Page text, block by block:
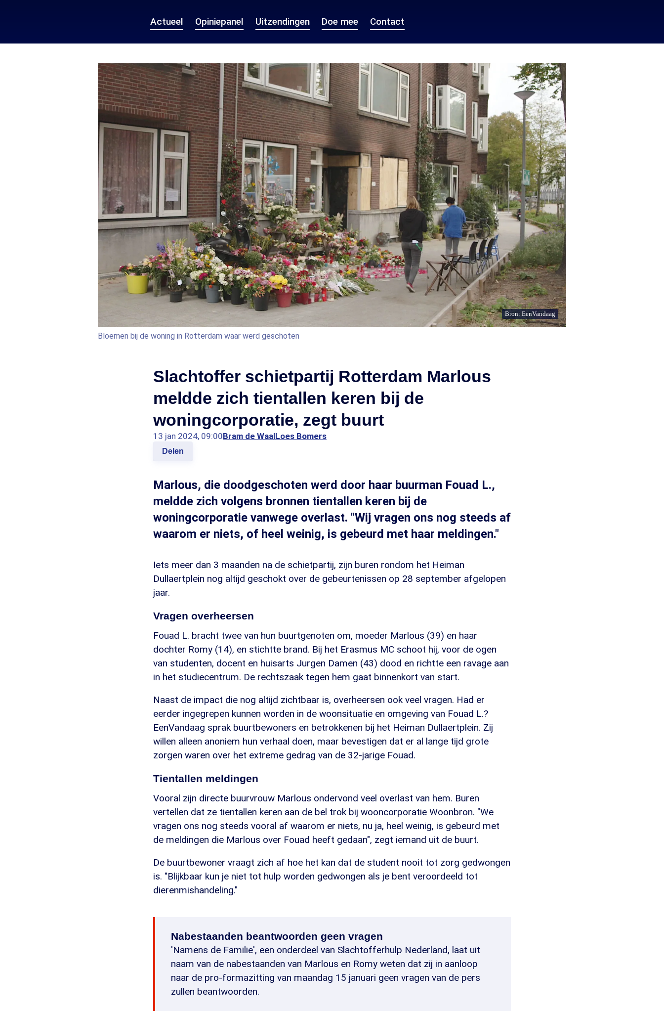
Actueel Opiniepanel Uitzendingen Doe mee Contact
Bron: EenVandaag
Bloemen bij de woning in Rotterdam waar werd geschoten
Slachtoffer schietpartij Rotterdam Marlous
meldde zich tientallen keren bij de
woningcorporatie, zegt buurt
13 jan 2024, 09:00Bram de WaalLoes Bomers
Delen
Marlous, die doodgeschoten werd door haar buurman Fouad L.,
meldde zich volgens bronnen tientallen keren bij de
woningcorporatie vanwege overlast. "Wij vragen ons nog steeds af
waarom er niets, of heel weinig, is gebeurd met haar meldingen."
Iets meer dan 3 maanden na de schietpartij, zijn buren rondom het Heiman
Dullaertplein nog altijd geschokt over de gebeurtenissen op 28 september afgelopen
jaar.
Vragen overheersen
Fouad L. bracht twee van hun buurtgenoten om, moeder Marlous (39) en haar
dochter Romy (14), en stichtte brand. Bij het Erasmus MC schoot hij, voor de ogen
van studenten, docent en huisarts Jurgen Damen (43) dood en richtte een ravage aan
in het studiecentrum. De rechtszaak tegen hem gaat binnenkort van start.
Naast de impact die nog altijd zichtbaar is, overheersen ook veel vragen. Had er
eerder ingegrepen kunnen worden in de woonsituatie en omgeving van Fouad L.?
EenVandaag sprak buurtbewoners en betrokkenen bij het Heiman Dullaertplein. Zij
willen alleen anoniem hun verhaal doen, maar bevestigen dat er al lange tijd grote
zorgen waren over het extreme gedrag van de 32-jarige Fouad.
Tientallen meldingen
Vooral zijn directe buurvrouw Marlous ondervond veel overlast van hem. Buren
vertellen dat ze tientallen keren aan de bel trok bij wooncorporatie Woonbron. "We
vragen ons nog steeds vooral af waarom er niets, nu ja, heel weinig, is gebeurd met
de meldingen die Marlous over Fouad heeft gedaan", zegt iemand uit de buurt.
De buurtbewoner vraagt zich af hoe het kan dat de student nooit tot zorg gedwongen
is. "Blijkbaar kun je niet tot hulp worden gedwongen als je bent veroordeeld tot
dierenmishandeling."
Nabestaanden beantwoorden geen vragen
'Namens de Familie', een onderdeel van Slachtofferhulp Nederland, laat uit
naam van de nabestaanden van Marlous en Romy weten dat zij in aanloop
naar de pro-formazitting van maandag 15 januari geen vragen van de pers
zullen beantwoorden.